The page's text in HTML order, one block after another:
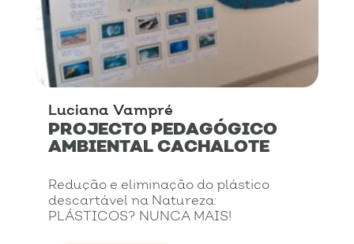
Luciana Vampré
PROJECTO PEDAGÓGICO
AMBIENTAL CACHALOTE
Redução e eliminação do plástico
descartável na Natureza:
PLÁSTICOS? NUNCA MAIS!